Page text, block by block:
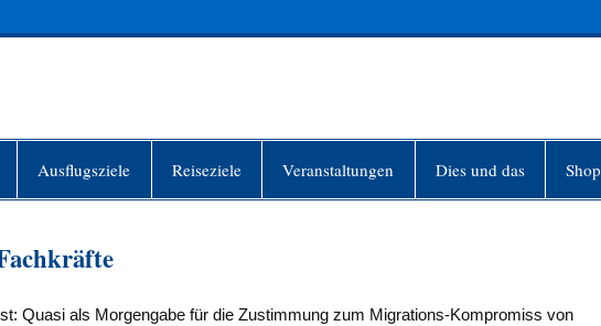
Ausflugsziele Reiseziele Veranstaltungen Dies und das Shop
Quasi als Morgengabe für die Zustimmung zum Migrations-Kompromiss von